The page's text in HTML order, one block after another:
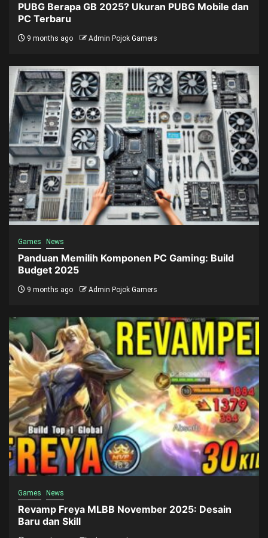
PUBG Berapa GB 2025? Ukuran PUBG Mobile dan
PC Terbaru
9 months ago Admin Pojok Gamers
Games News
Panduan Memilih Komponen PC Gaming: Build
Budget 2025
9 months ago Admin Pojok Gamers
Games News
Revamp Freya MLBB November 2025: Desain
Baru dan Skill